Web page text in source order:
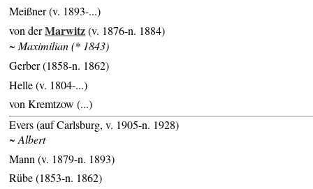
Meißner (v. 1893-...)
von derMarwitz(v. 1876-n. 1884)
~ Maximilian (* 1843)
Gerber (1858-n. 1862)
Helle (v. 1804-...)
von Kremtzow (...)
Evers (auf Carlsburg, v. 1905-n. 1928)
~ Albert
Mann (v. 1879-n. 1893)
Rübe (1853-n. 1862)